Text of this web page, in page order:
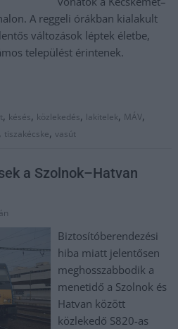
A reggeli órákban kialakult
változások léptek életbe,
települést érintenek.
, késés, közlekedés, lakitelek, MÁV,
, tiszakécske,vasút
a Szolnok–Hatvan
Biztosítóberendezési
hiba miatt jelentősen
meghosszabbodik a
menetidő a Szolnok és
Hatvan között
közlekedő S820-as